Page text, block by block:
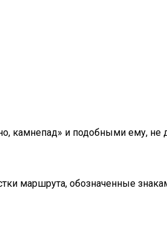
и подобными ему, не
маршрута, обозначенные